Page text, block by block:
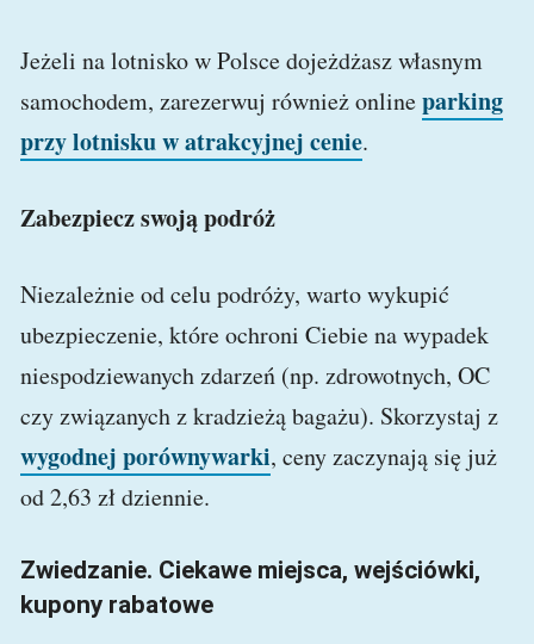
Jeżeli na lotnisko w Polsce dojeżdżasz własnym
samochodem, zarezerwuj również onlineparking
przy lotnisku w atrakcyjnej cenie.
Zabezpiecz swoją podróż
Niezależnie od celu podróży, warto wykupić
ubezpieczenie, które ochroni Ciebie na wypadek
niespodziewanych zdarzeń (np. zdrowotnych, OC
czy związanych z kradzieżą bagażu). Skorzystaj z
wygodnej porównywarki, ceny zaczynają się już
od 2,63 zł dziennie.
Zwiedzanie. Ciekawe miejsca, wejściówki,
kupony rabatowe